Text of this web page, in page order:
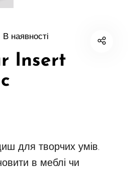
В наявності
Insert
для творчих умів.
в меблі чи